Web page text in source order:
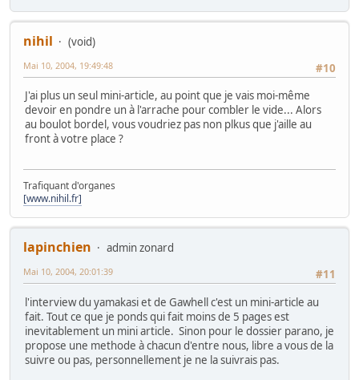
nihil
(void)
#10
Mai 10, 2004, 19:49:48
J'ai plus un seul mini-article, au point que je vais moi-même
devoir en pondre un à l'arrache pour combler le vide... Alors
au boulot bordel, vous voudriez pas non plkus que j'aille au
front à votre place ?
Trafiquant d'organes
[www.nihil.fr]
lapinchien
admin zonard
#11
Mai 10, 2004, 20:01:39
l'interview du yamakasi et de Gawhell c'est un mini-article au
fait. Tout ce que je ponds qui fait moins de 5 pages est
inevitablement un mini article. Sinon pour le dossier parano, je
propose une methode à chacun d'entre nous, libre a vous de la
suivre ou pas, personnellement je ne la suivrais pas.